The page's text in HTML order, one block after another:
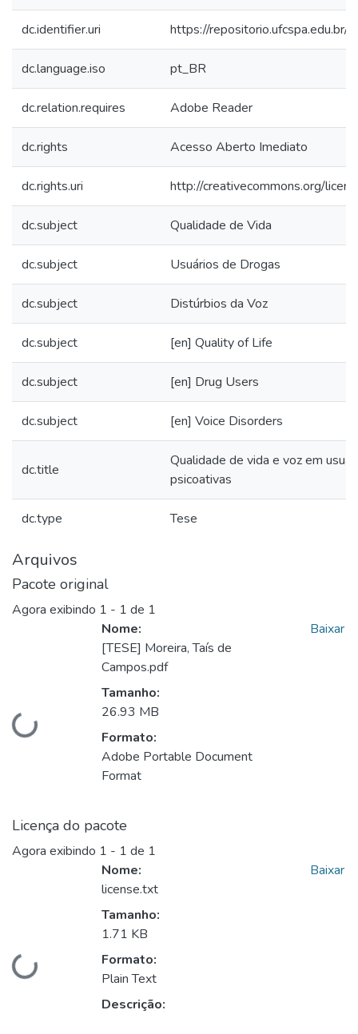
dc.identifier.uri https://
dc.language.iso pt_BR
dc.relation.requires Adobe Reader
dc.rights Acesso Aberto Imediato
dc.rights.uri http://creativecommons.org/
dc.subject Qualidade de Vida
dc.subject Usuários de Drogas
dc.subject Distúrbios da Voz
dc.subject [en] Quality of Life
dc.subject [en] Drug Users
dc.subject [en] Voice Disorders
dc.title
Qualidade de vida e voz em
psicoativas
dc.type Tese
Arquivos
Pacote original
Agora exibindo 1 - 1 de 1
Nome:
[TESE] Moreira, Taís de
Campos.pdf
Tamanho:
26.93 MB
Formato:
Adobe Portable Document
Format
Baixar
Licença do pacote
Agora exibindo 1 - 1 de 1
Nome:
license.txt
Tamanho:
1.71 KB
Formato:
Plain Text
Descrição:
Baixar